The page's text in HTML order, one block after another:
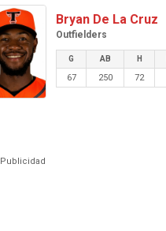
Bryan De La Cruz
Outfielders
G AB H
67 250 72
Publicidad